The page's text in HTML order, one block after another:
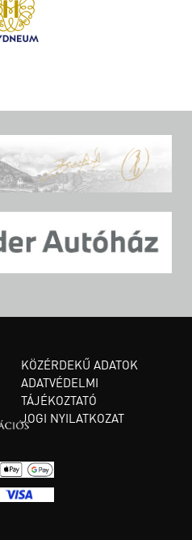
KÖZÉRDEKŰ ADATOK
ADATVÉDELMI
TÁJÉKOZTATÓ
JOGI NYILATKOZAT